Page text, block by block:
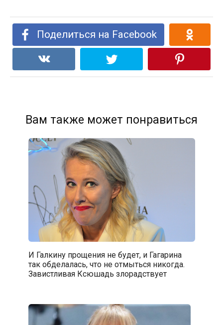
Поделиться на Facebook
Вам также может понравиться
И Галкину прощения не будет, и Гагарина
так обделалась, что не отмыться никогда.
Завистливая Ксюшадь злорадствует